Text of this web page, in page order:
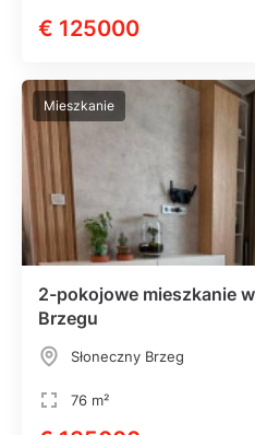
€ 125000
Mieszkanie
2-pokojowe mieszkanie
Brzegu
Słoneczny Brzeg
76 m²